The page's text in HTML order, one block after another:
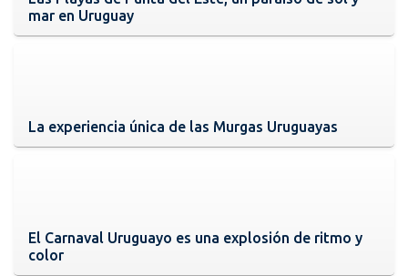
mar en Uruguay
La experiencia única de las Murgas Uruguayas
El Carnaval Uruguayo es una explosión de ritmo y
color